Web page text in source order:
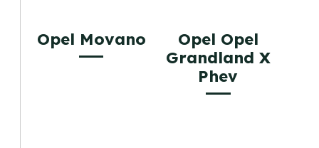
Opel Movano
Opel Opel
Grandland X
Phev